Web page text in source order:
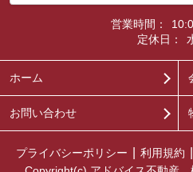
営業時間：
定休日：
ホーム
お問い合わせ
プライバシーポリシー 利用規約